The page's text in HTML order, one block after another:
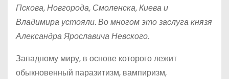
Пскова, Новгорода, Смоленска, Киева и
Владимира устояли. Во многом это заслуга князя
Александра Ярославича Невского.
Западному миру, в основе которого лежит
обыкновенный паразитизм, вампиризм,